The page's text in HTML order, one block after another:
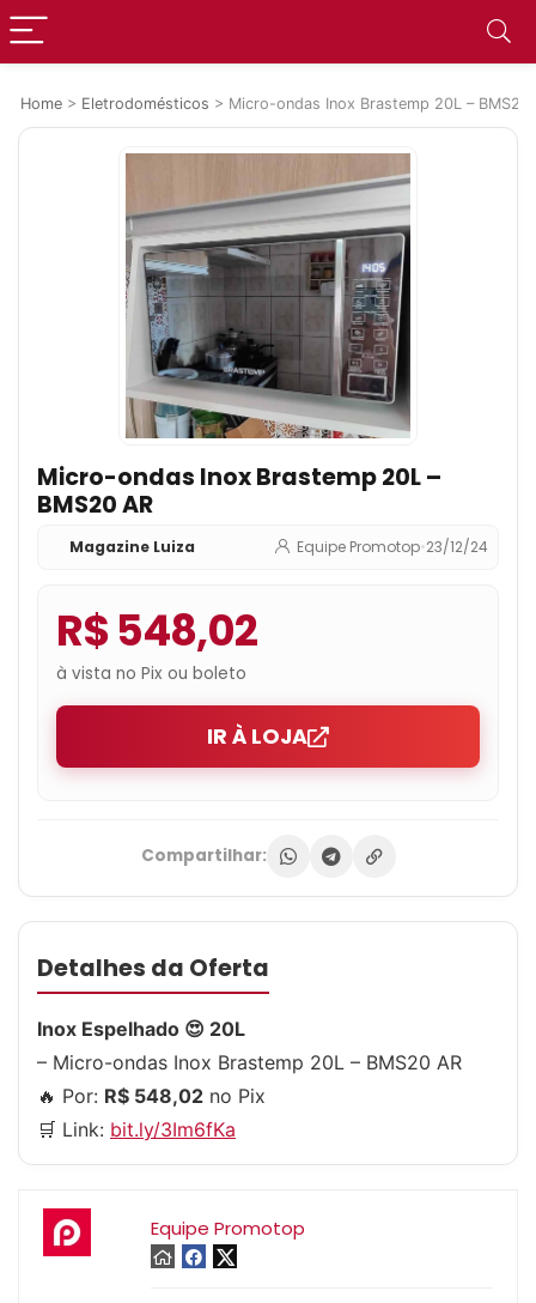
Home > Eletrodomésticos > Micro-ondas Inox Brastemp 20L – BMS20
Micro-ondas Inox Brastemp 20L –
BMS20 AR
Magazine Luiza Equipe Promotop•23/12/24
R$ 548,02
à vista no Pix ou boleto
IR À LOJA
Compartilhar:
Detalhes da Oferta
Inox Espelhado 😍 20L
– Micro-ondas Inox Brastemp 20L – BMS20 AR
🔥 Por: R$ 548,02 no Pix
🛒 Link: bit.ly/3Im6fKa
Equipe Promotop